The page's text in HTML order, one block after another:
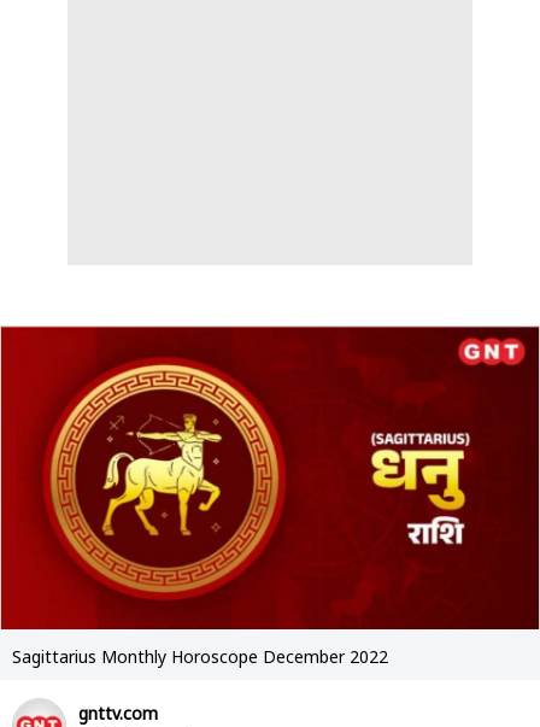
Sagittarius Monthly Horoscope December 2022
gnttv.com